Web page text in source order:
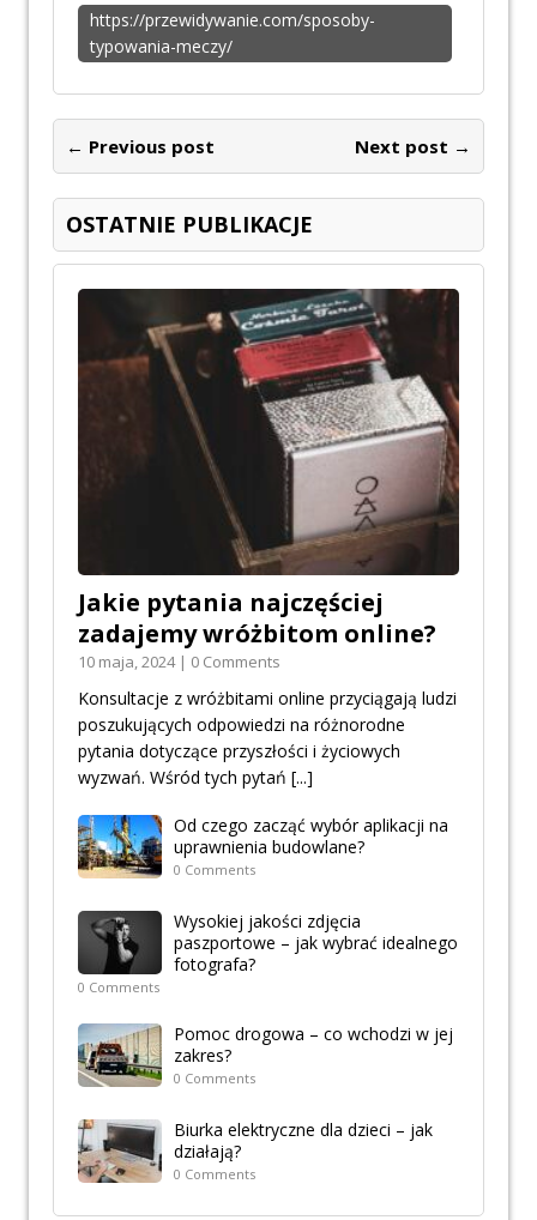
https://przewidywanie.com/sposoby-
typowania-meczy/
← Previous post Next post →
OSTATNIE PUBLIKACJE
Jakie pytania najczęściej
zadajemy wróżbitom online?
10 maja, 2024 | 0 Comments
Konsultacje z wróżbitami online przyciągają ludzi
poszukujących odpowiedzi na różnorodne
pytania dotyczące przyszłości i życiowych
wyzwań. Wśród tych pytań [...]
Od czego zacząć wybór aplikacji na
uprawnienia budowlane?
0 Comments
Wysokiej jakości zdjęcia
paszportowe – jak wybrać idealnego
fotografa?
0 Comments
Pomoc drogowa – co wchodzi w jej
zakres?
0 Comments
Biurka elektryczne dla dzieci – jak
działają?
0 Comments